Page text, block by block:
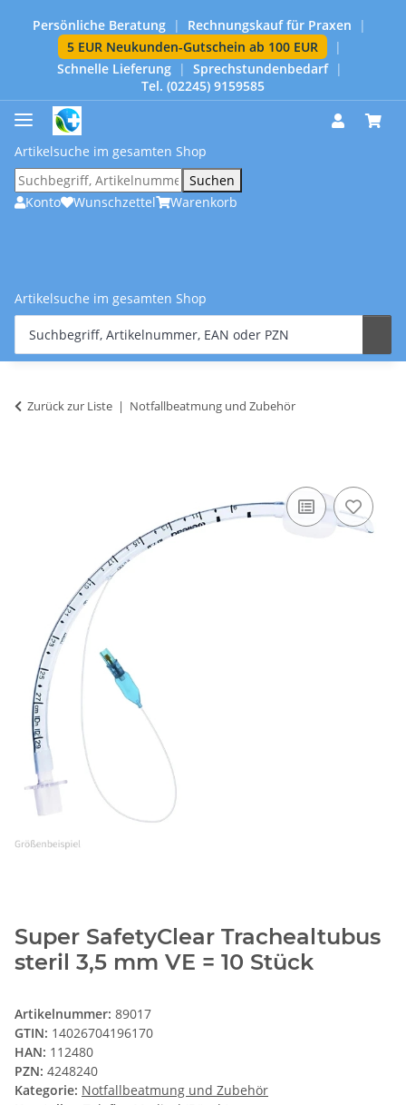
Persönliche Beratung | Rechnungskauf für Praxen
|
5 EUR Neukunden-Gutschein ab 100 EUR
|
Schnelle Lieferung
| Sprechstundenbedarf
|
Tel. (02245) 9159585
Artikelsuche im gesamten Shop
Suchen
Konto
Wunschzettel Warenkorb
Artikelsuche im gesamten Shop
Zurück zur Liste Notfallbeatmung und Zubehör
Super SafetyClear Trachealtubus
steril 3,5 mm VE = 10 Stück
Artikelnummer: 89017
GTIN: 14026704196170
HAN: 112480
PZN: 4248240
Kategorie: Notfallbeatmung und Zubehör